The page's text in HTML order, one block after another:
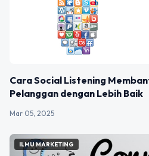
Cara Social Listening
Pelanggan dengan Lebih Baik
Mar 05, 2025
ILMU MARKETING